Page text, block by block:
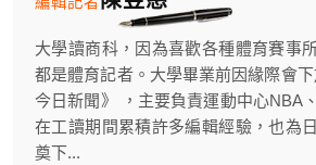
大學讀商科，因為喜歡各種體育賽事
都是體育記者。大學畢業前因緣際會
今日新聞》 ，主要負責運動中心NBA
在工讀期間累積許多編輯經驗，也為
奠下...